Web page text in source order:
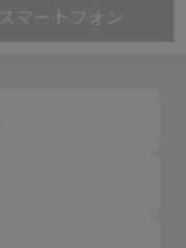
スマートフォン